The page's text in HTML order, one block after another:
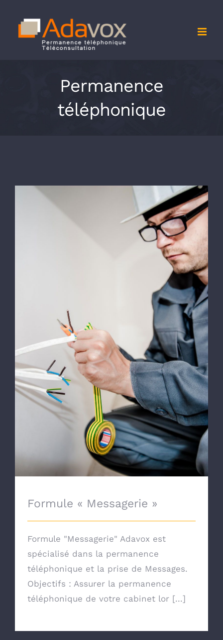
contenu
Permanence
téléphonique
Formule « Messagerie »
Formule « Messagerie »
Formule "Messagerie" Adavox est
spécialisé dans la permanence
téléphonique et la prise de Messages.
Objectifs : Assurer la permanence
téléphonique de votre cabinet lor [...]